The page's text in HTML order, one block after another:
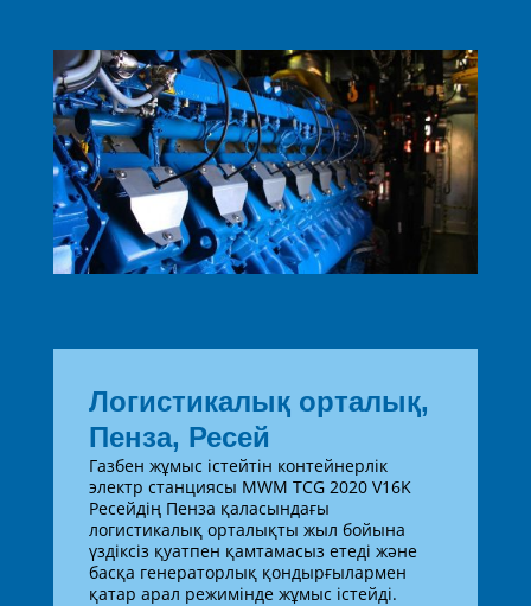
Логистикалық орталық,
Пенза, Ресей
Газбен жұмыс істейтін контейнерлік
электр станциясы MWM TCG 2020 V16K
Ресейдің Пенза қаласындағы
логистикалық орталықты жыл бойына
үздіксіз қуатпен қамтамасыз етеді және
басқа генераторлық қондырғылармен
қатар арал режимінде жұмыс істейді.